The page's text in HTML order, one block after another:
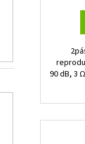
90 dB, 3